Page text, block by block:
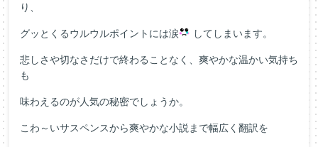
り、
グッとくるウルウルポイントには涙 してしまいます。
悲しさや切なさだけで終わることなく、爽やかな温かい気持ち
も
味わえるのが人気の秘密でしょうか。
こわ～いサスペンスから爽やかな小説まで幅広く翻訳を